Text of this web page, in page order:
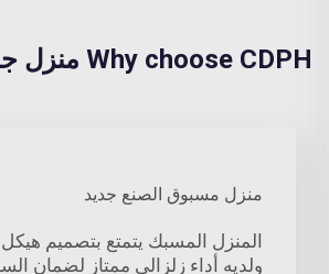
Why choose CDPH منزل جاهز موديولي?
منزل مسبوق الصنع جديد
المنزل المسبك يتمتع بتصميم
ولديه أداء زلزالي ممتاز لضمان